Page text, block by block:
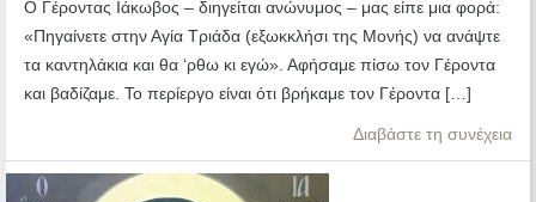
Ο Γέροντας Ιάκωβος – διηγείται ανώνυμος – μας είπε μια φορά:
«Πηγαίνετε στην Αγία Τριάδα (εξωκκλήσι της Μονής) να ανάψτε
τα καντηλάκια και θα ‘ρθω κι εγώ». Αφήσαμε πίσω τον Γέροντα
και βαδίζαμε. Το περίεργο είναι ότι βρήκαμε τον Γέροντα […]
Διαβάστε τη συνέχεια